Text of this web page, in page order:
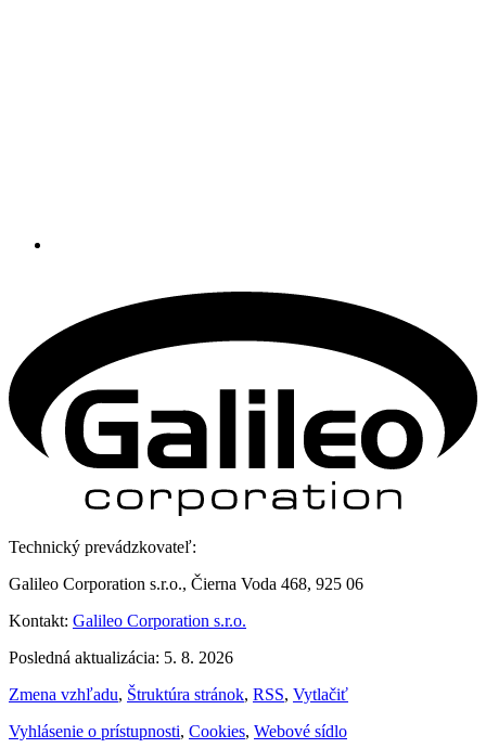
Technický prevádzkovateľ:
Galileo Corporation s.r.o., Čierna Voda 468, 925 06
Kontakt: Galileo Corporation s.r.o.
Posledná aktualizácia: 5. 8. 2026
Zmena vzhľadu, Štruktúra stránok, RSS, Vytlačiť
Vyhlásenie o prístupnosti, Cookies, Webové sídlo